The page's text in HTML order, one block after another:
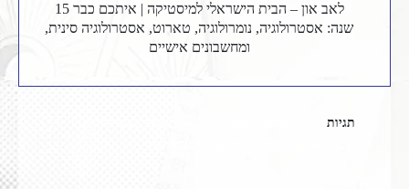
לאב און – הבית הישראלי למיסטיקה | איתכם כבר 15
שנה: אסטרולוגיה, נומרולוגיה, טארוט, אסטרולוגיה סינית,
ומחשבונים אישיים
תגיות